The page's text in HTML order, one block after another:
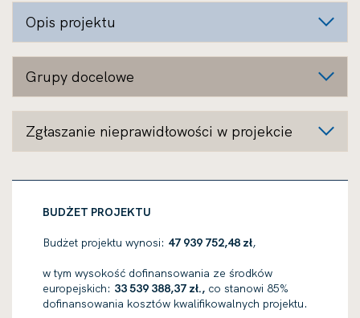
Opis projektu
Grupy docelowe
Zgłaszanie nieprawidłowości w projekcie
BUDŻET PROJEKTU
Budżet projektu wynosi: 47 939 752,48 zł,
w tym wysokość dofinansowania ze środków
europejskich: 33 539 388,37 zł., co stanowi 85%
dofinansowania kosztów kwalifikowalnych projektu.